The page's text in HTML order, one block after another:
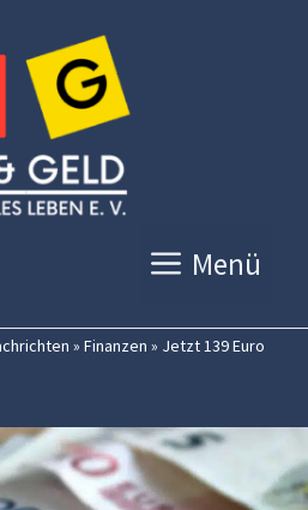
Menü
» Finanzen » Jetzt 139 Euro